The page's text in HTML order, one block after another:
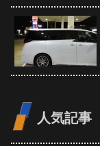
人気記事